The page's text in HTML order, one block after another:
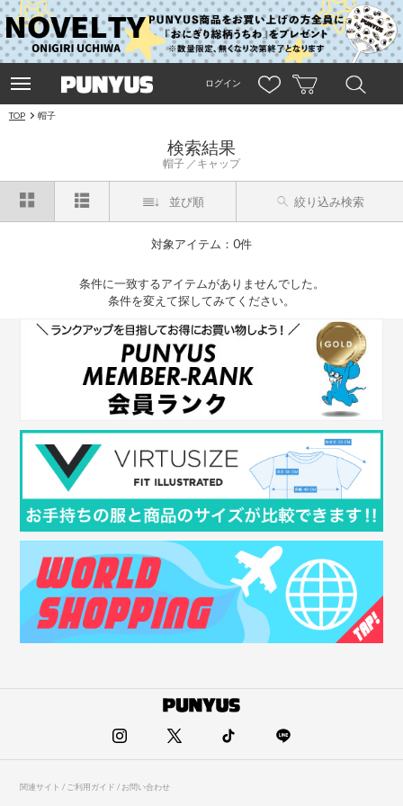
ログイン
TOP 帽子
検索結果
帽子 キャップ
並び順 絞り込み検索
対象アイテム：0件
条件に一致するアイテムがありませんでした。
条件を変えて探してみてください。
関連サイト / ご利用ガイド / お問い合わせ